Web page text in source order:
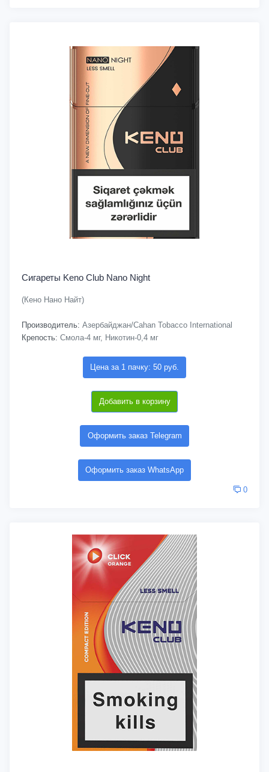
Сигареты Keno Club Nano Night
(Кено Нано Найт)
Производитель: Азербайджан/Cahan Tobacco International
Крепость: Смола-4 мг, Никотин-0,4 мг
Цена за 1 пачку: 50 руб.
Добавить в корзину
Оформить заказ Telegram
Оформить заказ WhatsApp
0